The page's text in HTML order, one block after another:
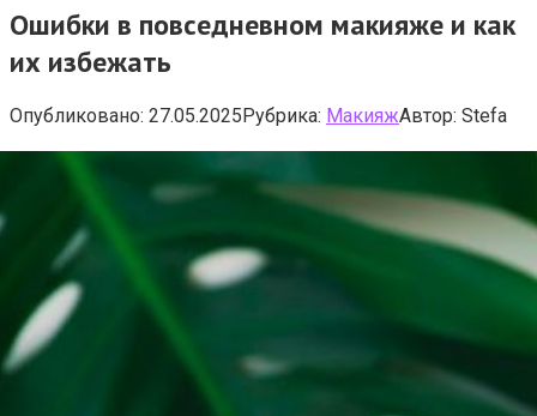
Ошибки в повседневном макияже и как
их избежать
Опубликовано: 27.05.2025Рубрика: МакияжАвтор: Stefa